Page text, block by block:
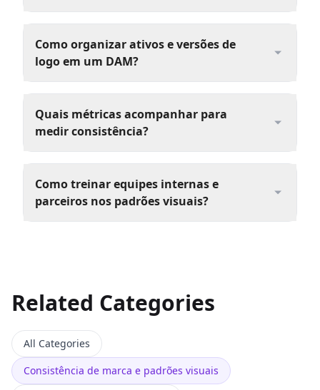
Como organizar ativos e versões de
logo em um DAM?
Quais métricas acompanhar para
medir consistência?
Como treinar equipes internas e
parceiros nos padrões visuais?
Related Categories
All Categories
Consistência de marca e padrões visuais